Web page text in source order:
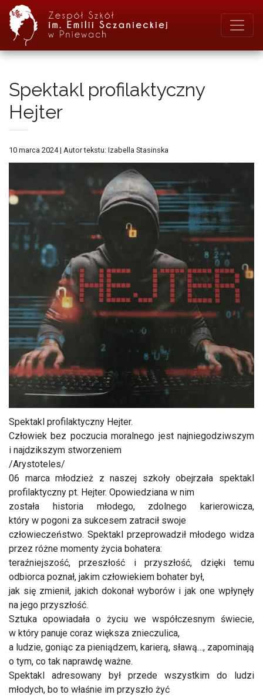
Spektakl profilaktyczny
Hejter
10 marca 2024| Autor tekstu: Izabella Stasinska
Spektakl profilaktyczny Hejter.
Człowiek bez poczucia moralnego jest najniegodziwszym
i najdzikszym stworzeniem
/Arystoteles/
06 marca młodzież z naszej szkoły obejrzała spektakl
profilaktyczny pt. Hejter. Opowiedziana w nim
została historia młodego, zdolnego karierowicza,
który w pogoni za sukcesem zatracił swoje
człowieczeństwo. Spektakl przeprowadził młodego widza
przez różne momenty życia bohatera:
teraźniejszość, przeszłość i przyszłość, dzięki temu
odbiorca poznał, jakim człowiekiem bohater był,
jak się zmienił, jakich dokonał wyborów i jak one wpłynęły
na jego przyszłość.
Sztuka opowiadała o życiu we współczesnym świecie,
w który panuje coraz większa znieczulica,
a ludzie, goniąc za pieniądzem, karierą, sławą…, zapominają
o tym, co tak naprawdę ważne.
Spektakl adresowany był przede wszystkim do ludzi
młodych, bo to właśnie im przyszło żyć